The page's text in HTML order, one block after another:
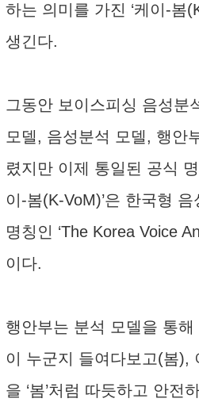
하는 의미를 가진 ‘케이-봄
생긴다.
그동안 보이스피싱 음성분
모델, 음성분석 모델, 행안
렸지만 이제 통일된 공식
이-봄(K-VoM)’은 한국형
명칭인 ‘The Korea Voice
이다.
행안부는 분석 모델을 통
이 누군지 들여다보고(봄),
을 ‘봄’처럼 따듯하고 안전